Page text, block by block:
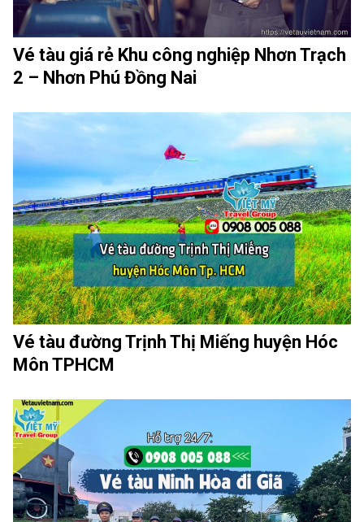
Vé tàu giá rẻ Khu công nghiệp Nhơn Trạch
2 – Nhơn Phú Đồng Nai
Vé tàu đường Trịnh Thị Miếng huyện Hóc
Môn TPHCM